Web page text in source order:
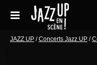
Accueil
JAZZ UP/Concerts Jazz UP/